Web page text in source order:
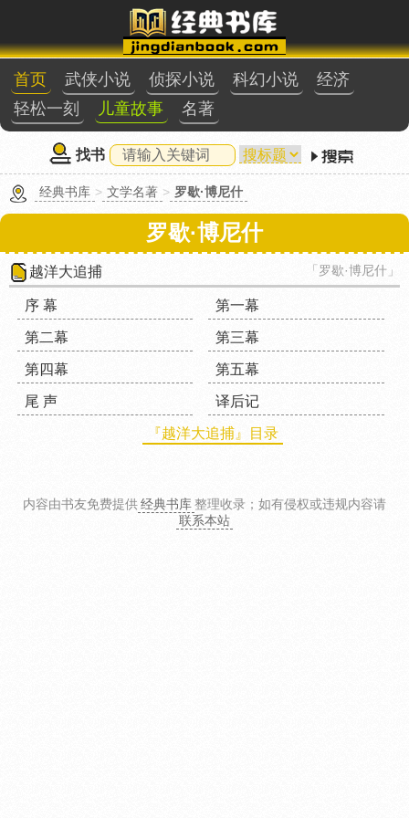
首页 武侠小说 侦探小说 科幻小说
经济
轻松一刻
儿童故事 名著
找书
经典书库 > 文学名著 > 罗歇·博尼什
罗歇·博尼什
「罗歇·博尼什」
越洋大追捕
序 幕 第一幕
第二幕 第三幕
第四幕 第五幕
尾 声 译后记
『越洋大追捕』目录
内容由书友免费提供经典书库整理收录 ；如有侵权或违规内容请
联系本站